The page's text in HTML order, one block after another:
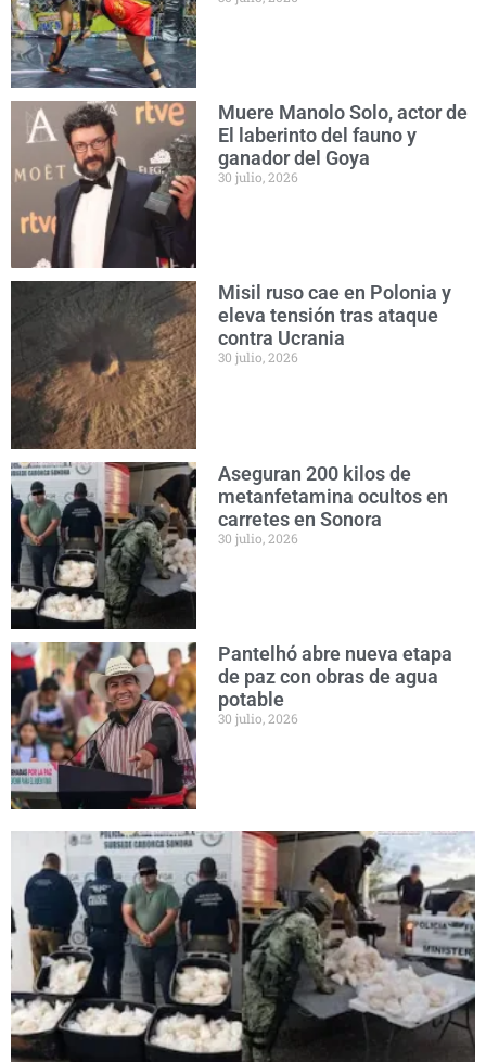
Muere Manolo Solo, actor de
El laberinto del fauno y
ganador del Goya
30 julio, 2026
Misil ruso cae en Polonia y
eleva tensión tras ataque
contra Ucrania
30 julio, 2026
Aseguran 200 kilos de
metanfetamina ocultos en
carretes en Sonora
30 julio, 2026
Pantelhó abre nueva etapa
de paz con obras de agua
potable
30 julio, 2026